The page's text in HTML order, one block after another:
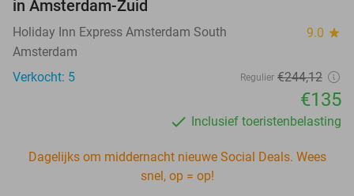
in Amsterdam-Zuid
Holiday Inn Express Amsterdam South 9.0 star
Amsterdam
Verkocht: 5
Regulier €244,12
€135
Inclusief toeristenbelasting
Dagelijks om middernacht nieuwe Social Deals. Wees
snel, op = op!